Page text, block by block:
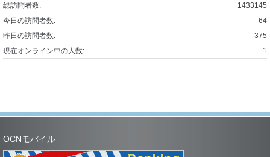
1433145
総訪問者数:
64
今日の訪問者数:
375
昨日の訪問者数:
1
現在オンライン中の人数:
OCNモバイル